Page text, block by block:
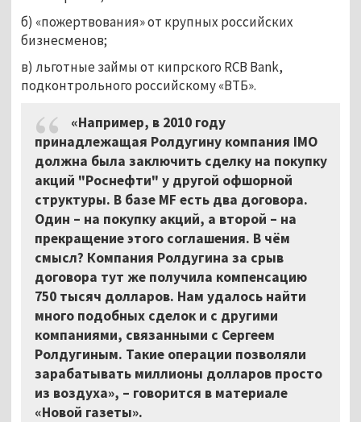
б) «пожертвования» от крупных российских
бизнесменов;
в) льготные займы от кипрского RCB Bank,
подконтрольного российскому «ВТБ».
«Например, в 2010 году
принадлежащая Ролдугину компания IMO
должна была заключить сделку на покупку
акций "Роснефти" у другой офшорной
структуры. В базе MF есть два договора.
Один – на покупку акций, а второй – на
прекращение этого соглашения. В чём
смысл? Компания Ролдугина за срыв
договора тут же получила компенсацию
750 тысяч долларов. Нам удалось найти
много подобных сделок и с другими
компаниями, связанными с Сергеем
Ролдугиным. Такие операции позволяли
зарабатывать миллионы долларов просто
из воздуха», – говорится в материале
«Новой газеты».